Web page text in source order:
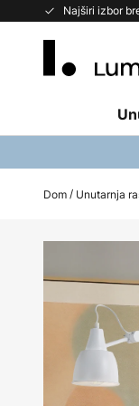
Najširi izbor
Skip
Dom Unutarnja
to
images